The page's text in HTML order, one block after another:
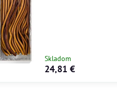
Skladom
24,81 €